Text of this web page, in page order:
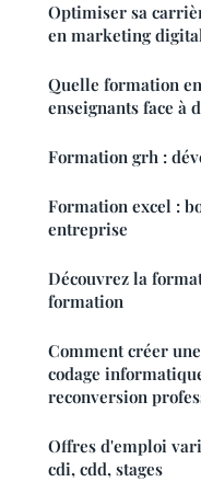
Optimiser sa
en marketing
Quelle formation
enseignants face à
Formation grh :
Formation excel :
entreprise
Découvrez la
formation
Comment créer
codage
reconversion
Offres d'emploi
cdi, cdd, stages